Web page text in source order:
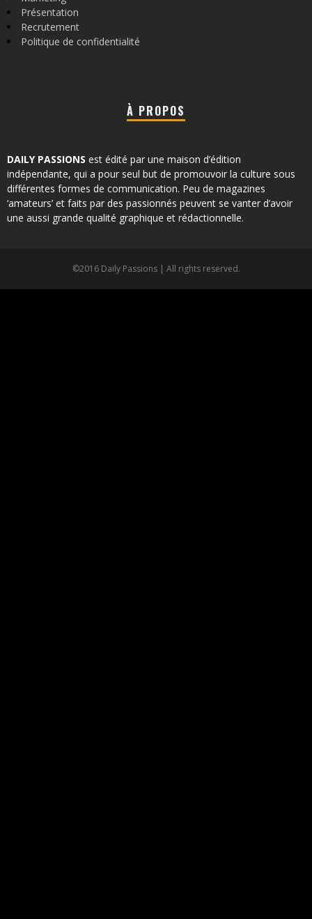
Présentation
Recrutement
Politique de confidentialité
À PROPOS
DAILY PASSIONS est édité par une maison d’édition
indépendante, qui a pour seul but de promouvoir la culture sous
différentes formes de communication. Peu de magazines
‘amateurs’ et faits par des passionnés peuvent se vanter d’avoir
une aussi grande qualité graphique et rédactionnelle.
©2016 Daily Passions | All rights reserved.